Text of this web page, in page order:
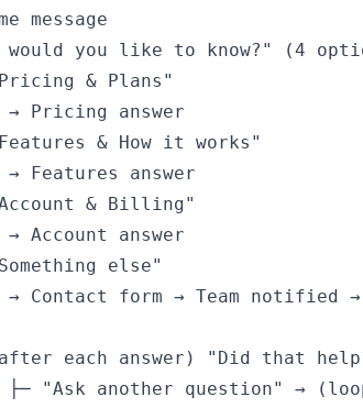
message
would you like to know?" (4
& Plans"
→ Pricing answer
& How it works"
→ Features answer
& Billing"
→ Account answer
else"
→ Contact form → Team notified
each answer) "Did that
├─ "Ask another question" →